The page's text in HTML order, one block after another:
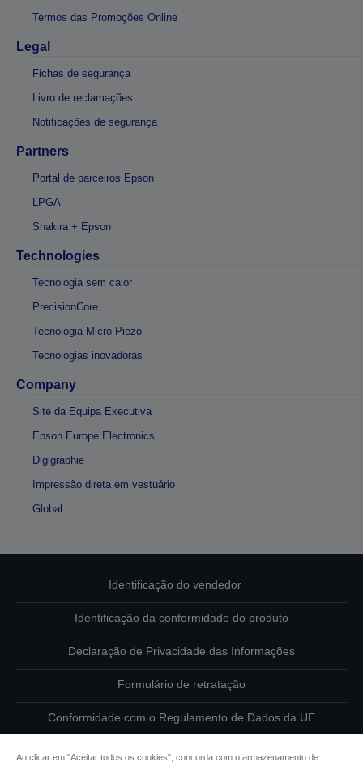
Termos das Promoções Online
Legal
Fichas de segurança
Livro de reclamações
Notificações de segurança
Partners
Portal de parceiros Epson
LPGA
Shakira + Epson
Technologies
Tecnologia sem calor
PrecisionCore
Tecnologia Micro Piezo
Tecnologias inovadoras
Company
Site da Equipa Executiva
Epson Europe Electronics
Digigraphie
Impressão direta em vestuário
Global
Identificação do vendedor
Identificação da conformidade do produto
Declaração de Privacidade das Informações
Formulário de retratação
Conformidade com o Regulamento de Dados da UE
Ao clicar em "Aceitar todos os cookies", concorda com o armazenamento de